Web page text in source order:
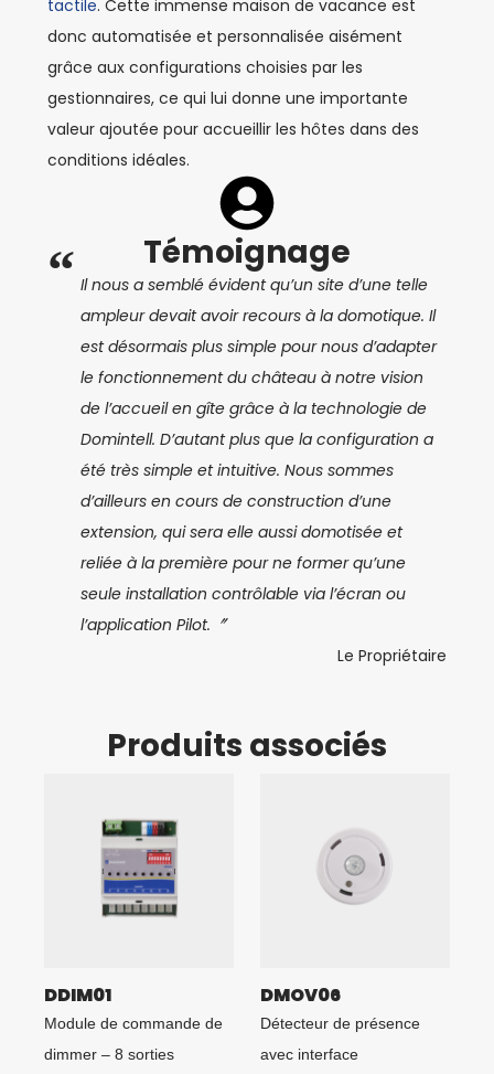
tactile. Cette immense maison de vacance est
donc automatisée et personnalisée aisément
grâce aux configurations choisies par les
gestionnaires, ce qui lui donne une importante
valeur ajoutée pour accueillir les hôtes dans des
conditions idéales.
Témoignage
“ Il nous a semblé évident qu’un site d’une telle
ampleur devait avoir recours à la domotique. Il
est désormais plus simple pour nous d’adapter
le fonctionnement du château à notre vision
de l’accueil en gîte grâce à la technologie de
Domintell. D’autant plus que la configuration a
été très simple et intuitive. Nous sommes
d’ailleurs en cours de construction d’une
extension, qui sera elle aussi domotisée et
reliée à la première pour ne former qu’une
seule installation contrôlable via l’écran ou
l’application Pilot.〞
Le Propriétaire
Produits associés
DDIM01
Module de commande de
dimmer – 8 sorties
DMOV06
Détecteur de présence
avec interface